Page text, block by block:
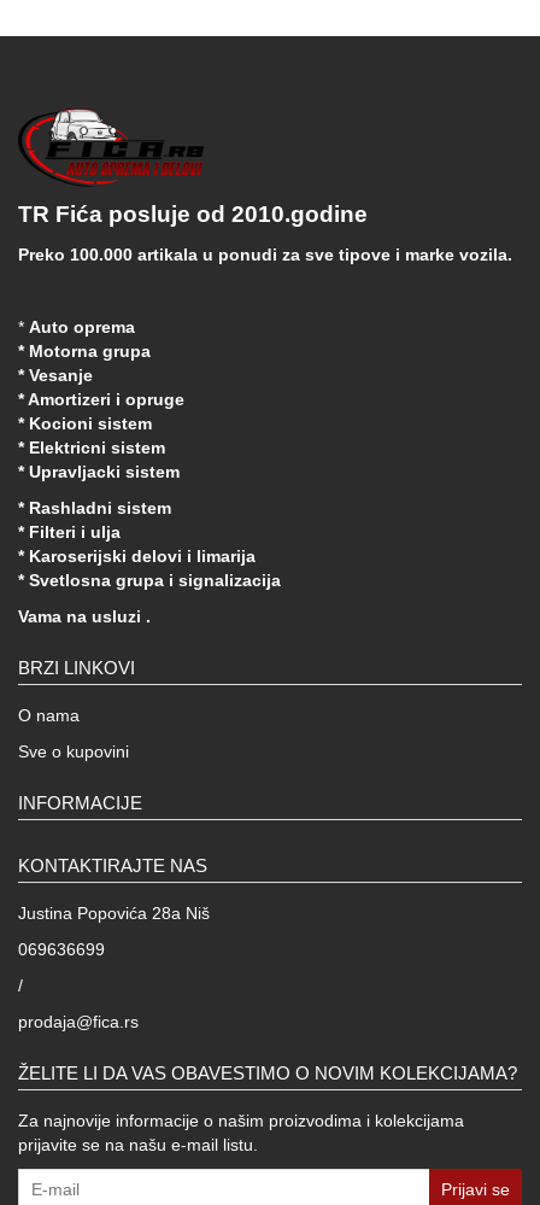
TR Fića posluje od 2010.godine
Preko 100.000 artikala u ponudi za sve tipove i marke vozila.
* Auto oprema
* Motorna grupa
* Vesanje
* Amortizeri i opruge
* Kocioni sistem
* Elektricni sistem
* Upravljacki sistem
* Rashladni sistem
* Filteri i ulja
* Karoserijski delovi i limarija
* Svetlosna grupa i signalizacija
Vama na usluzi .
BRZI LINKOVI
O nama
Sve o kupovini
INFORMACIJE
KONTAKTIRAJTE NAS
Justina Popovića 28a Niš
069636699
/
prodaja@fica.rs
ŽELITE LI DA VAS OBAVESTIMO O NOVIM KOLEKCIJAMA?
Za najnovije informacije o našim proizvodima i kolekcijama
prijavite se na našu e-mail listu.
Prijavi se